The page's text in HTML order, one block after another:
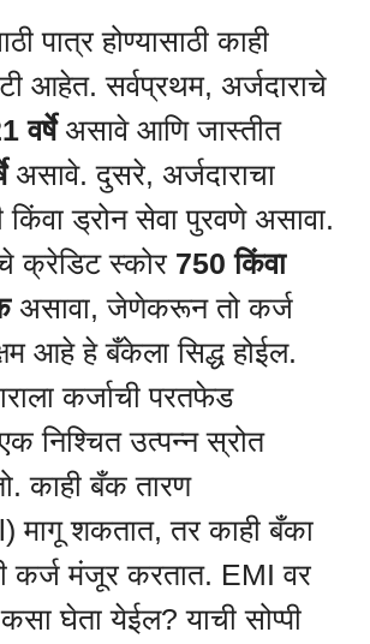
पात्र होण्यासाठी काही
आहेत. सर्वप्रथम, अर्जदाराचे
वर्षेअसावे आणि जास्तीत
असावे. दुसरे, अर्जदाराचा
किंवा ड्रोन सेवा पुरवणे असावा.
क्रेडिट स्कोर 750 किंवा
असावा, जेणेकरून तो कर्ज
आहे हे बँकेला सिद्ध होईल.
कर्जाची परतफेड
निश्चित उत्पन्न स्रोत
काही बँक तारण
मागू शकतात, तर काही बँका
कर्ज मंजूर करतात. EMI वर
घेता येईल? याची सोप्पी